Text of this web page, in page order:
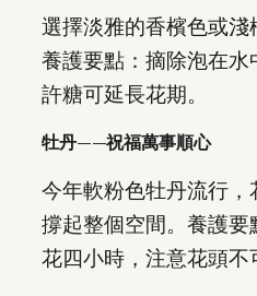
選擇淡雅的香檳色或淺
養護要點：摘除泡在
許糖可延長花期。
牡丹——祝福萬事順心
今年軟粉色牡丹流行
撐起整個空間。養護
花四小時，注意花頭不